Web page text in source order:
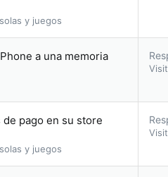
y juegos
a una memoria
pago en su store
y juegos